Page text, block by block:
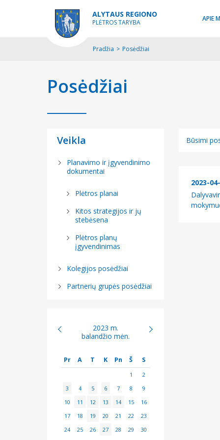
ALYTAUS REGIONO
PLĖTROS TARYBA APIE
Pradžia > Posėdžiai
Posėdžiai
Veikla
Planavimo ir įgyvendinimo
dokumentai
Plėtros planai
Kitos strategijos ir jų
stebėsena
Plėtros planų
įgyvendinimas
Kolegijos posėdžiai
Partnerių grupės posėdžiai
2023 m.
balandžio mėn.
Pr A T K Pn Š S
1
2
3
4 5 6 7 8
9
10
11 12 13 14 15
16
17
18 19 20 21 22
23
24
25 26 27 28 29 30
Būsimi
Įvykę
2023-